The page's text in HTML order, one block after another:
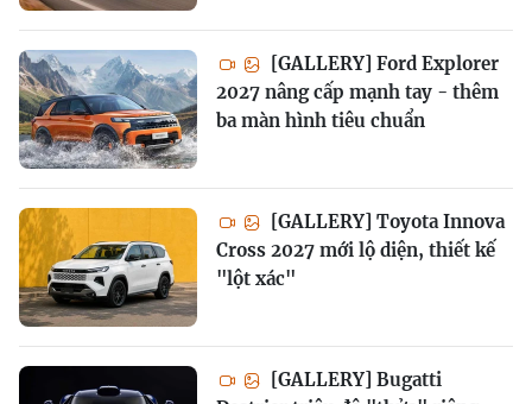
[GALLERY] Ford Explorer
2027 nâng cấp mạnh tay - thêm
ba màn hình tiêu chuẩn
[GALLERY] Toyota Innova
Cross 2027 mới lộ diện, thiết kế
"lột xác"
[GALLERY] Bugatti